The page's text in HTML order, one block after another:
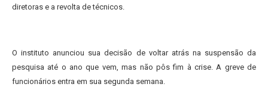
diretoras e a revolta de técnicos.
O instituto anunciou sua decisão de voltar atrás na suspensão da
pesquisa até o ano que vem, mas não pôs fim à crise. A greve de
funcionários entra em sua segunda semana.